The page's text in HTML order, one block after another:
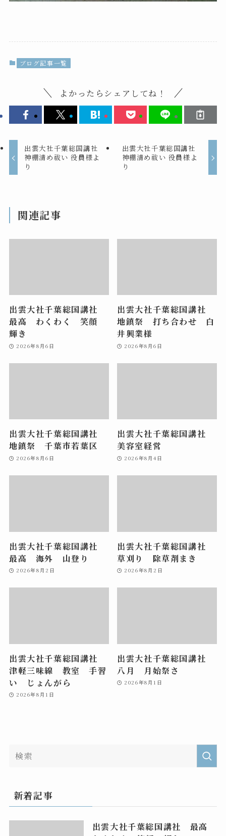
ブログ記事一覧
よかったらシェアしてね！
出雲大社千葉総国講社
神棚清め祓い 役員様よ
り
出雲大社千葉総国講社
神棚清め祓い 役員様よ
り
関連記事
出雲大社千葉総国講社
最高 わくわく 笑顔
輝き
2026年8月6日
出雲大社千葉総国講社
地鎮祭 打ち合わせ 白
井興業様
2026年8月6日
出雲大社千葉総国講社
地鎮祭 千葉市若葉区
2026年8月6日
出雲大社千葉総国講社
美容室経営
2026年8月4日
出雲大社千葉総国講社
最高 海外 山登り
2026年8月2日
出雲大社千葉総国講社
草刈り 除草剤まき
2026年8月2日
出雲大社千葉総国講社
津軽三味線 教室 手習
い じょんがら
2026年8月1日
出雲大社千葉総国講社
八月 月始祭さ
2026年8月1日
新着記事
出雲大社千葉総国講社 最高